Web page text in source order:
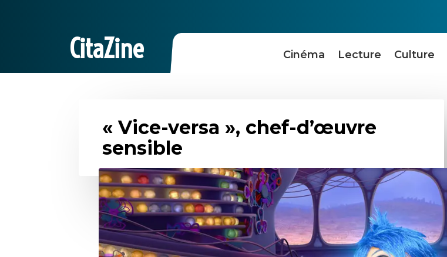
CitaZine Cinéma Lecture Culture
« Vice-versa », chef-d’œuvre
sensible